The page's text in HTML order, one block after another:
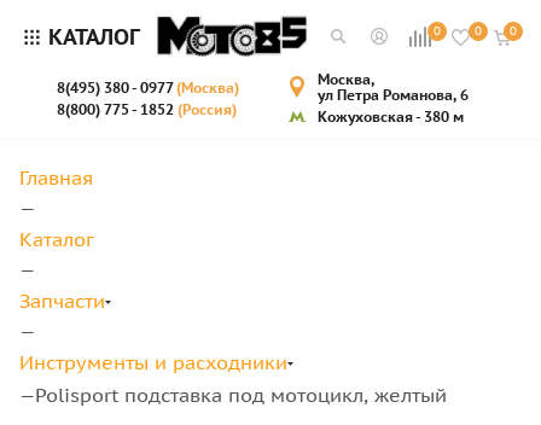
КАТАЛОГ 0 0 0
8(495) 380 - 0977(Москва)
8(800) 775 - 1852 (Россия)
Москва,
ул Петра Романова, 6
Кожуховская - 380 м
Главная
—
Каталог
—
Запчасти
—
Инструменты и расходники
—Polisport подставка под мотоцикл, желтый